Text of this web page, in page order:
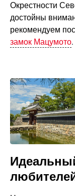
Окрестности
достойны
рекомендуем
замок Мацумото.